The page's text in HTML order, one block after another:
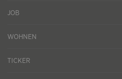
JOB
WOHNEN
TICKER